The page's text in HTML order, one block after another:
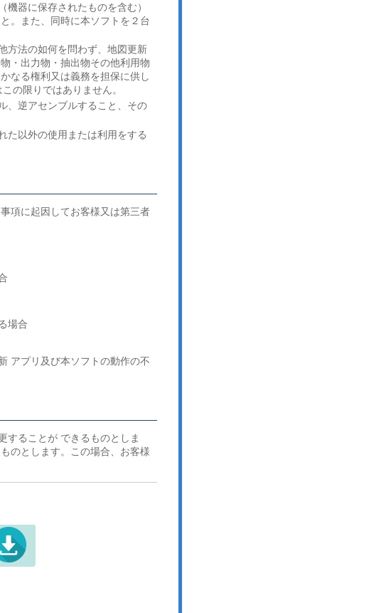
器に保存されたものを含む）
。また、同時に本ソフトを２台
方法の如何を問わず、地図更新
・出力物・抽出物その他利用物
なる権利又は義務を担保に供し
の限りではありません。
、逆アセンブルすること、その
た以外の使用または利用をする
項に起因してお客様又は第三者
場合
アプリ及び本ソフトの動作の不
することが できるものとしま
のとします。この場合、お客様